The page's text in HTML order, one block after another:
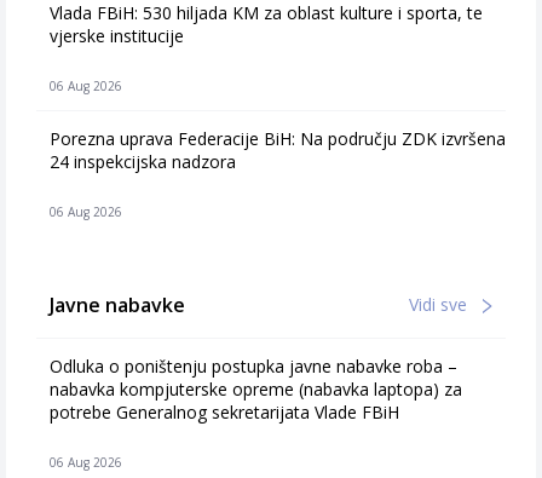
Vlada FBiH: 530 hiljada KM za oblast kulture i sporta, te
vjerske institucije
06 Aug 2026
Porezna uprava Federacije BiH: Na području ZDK izvršena
24 inspekcijska nadzora
06 Aug 2026
Javne nabavke Vidi sve
Odluka o poništenju postupka javne nabavke roba –
nabavka kompjuterske opreme (nabavka laptopa) za
potrebe Generalnog sekretarijata Vlade FBiH
06 Aug 2026